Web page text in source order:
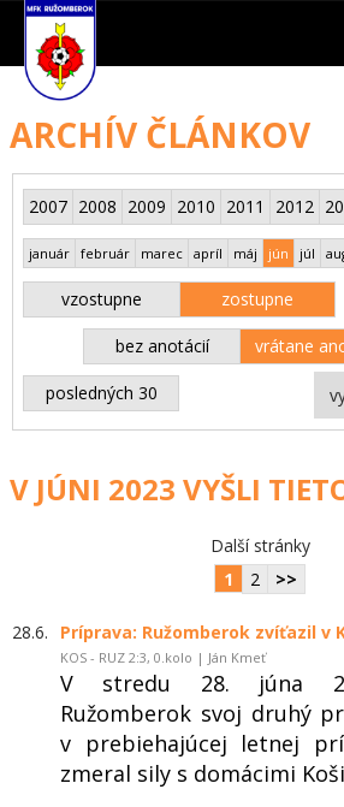
ARCHÍV ČLÁNKOV
2007 2008 2009 2010 2011 2012
január február marec apríl máj jún júl
vzostupne zostupne
bez anotácií vrátane
posledných 30
V JÚNI 2023 VYŠLI
Další stránky
1
2 >>
28.6. Príprava: Ružomberok zvíťazil v
KOS - RUZ 2:3, 0.kolo | Ján Kmeť
V stredu 28. júna
Ružomberok svoj druhý
v prebiehajúcej letnej
zmeral sily s domácimi